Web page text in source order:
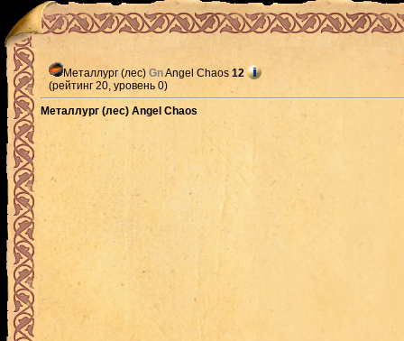
Металлург (лес) GnAngel Chaos 12
(рейтинг 20, уровень 0)
Металлург (лес) Angel Chaos